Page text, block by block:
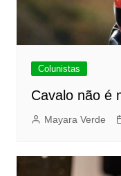
Colunistas
Cavalo não é
Mayara Verde